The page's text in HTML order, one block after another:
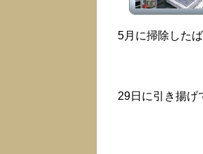
5月に掃除した
29日に引き揚げ